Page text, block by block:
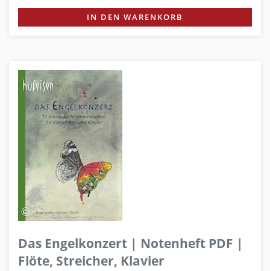
IN DEN WARENKORB
Das Engelkonzert | Notenheft PDF |
Flöte, Streicher, Klavier